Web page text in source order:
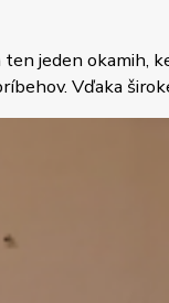
jeden okamih,
Vďaka